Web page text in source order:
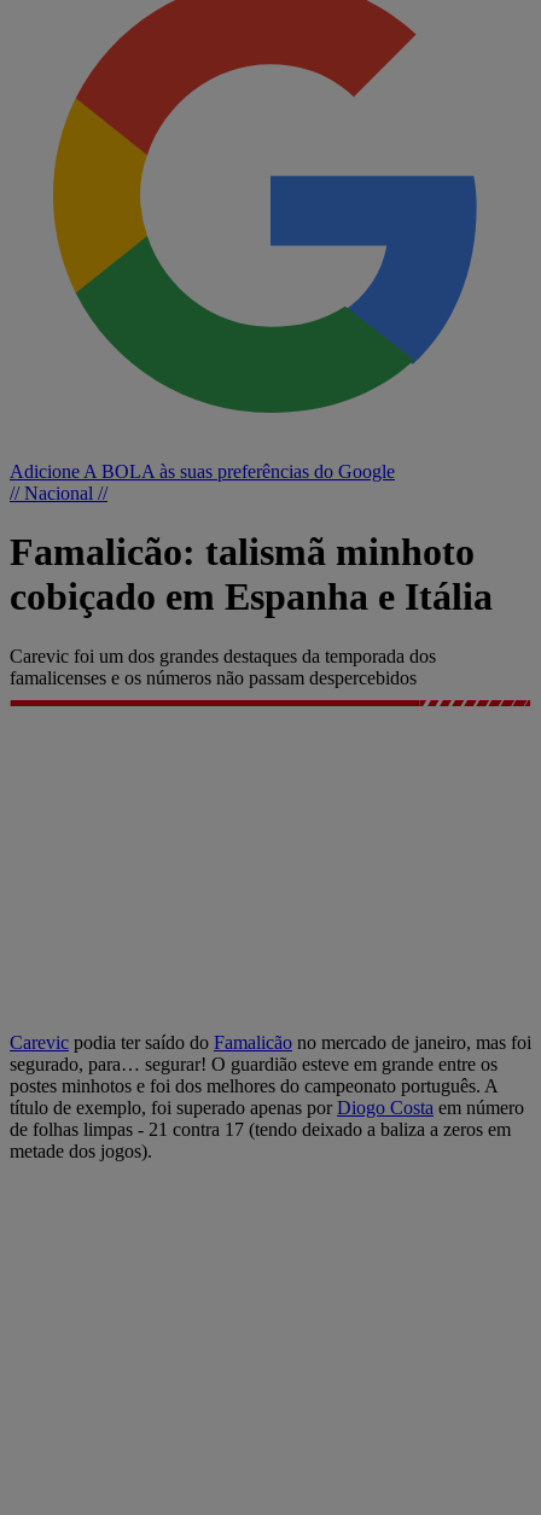
Adicione A BOLA às suas preferências do Google
// Nacional //
Famalicão: talismã minhoto
cobiçado em Espanha e Itália
Carevic foi um dos grandes destaques da temporada dos
famalicenses e os números não passam despercebidos
Carevic podia ter saído do Famalicão no mercado de janeiro, mas foi
segurado, para… segurar! O guardião esteve em grande entre os
postes minhotos e foi dos melhores do campeonato português. A
título de exemplo, foi superado apenas porDiogo Costa em número
de folhas limpas - 21 contra 17 (tendo deixado a baliza a zeros em
metade dos jogos).